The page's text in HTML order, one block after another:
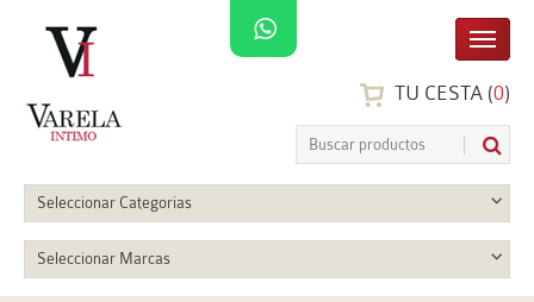
TU CESTA (0)
Seleccionar Categorias
Seleccionar Marcas